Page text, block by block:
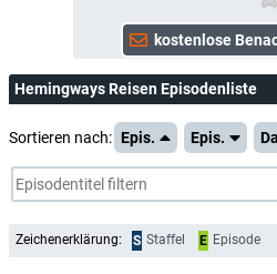
Hemingways Reisen Episodenliste
Sortieren nach: Epis. Epis.
Zeichenerklärung: S Staffel E Episode